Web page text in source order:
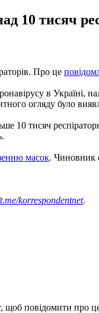
10 тисяч
Про це
в
огляду було
10 тисяч
масок. Чиновник
korrespondentnet.
щоб повідомити про